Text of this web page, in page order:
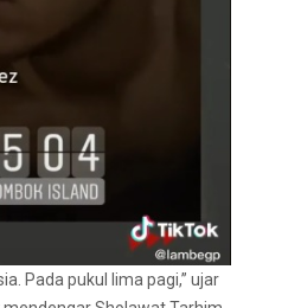
Pada pukul lima pagi,” ujar